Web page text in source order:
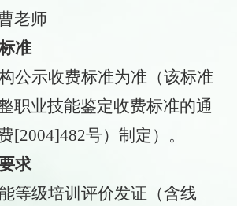
老师
准
公示收费标准为准（该标准
职业技能鉴定收费标准的通
[2004]482号）制定）。
求
等级培训评价发证（含线